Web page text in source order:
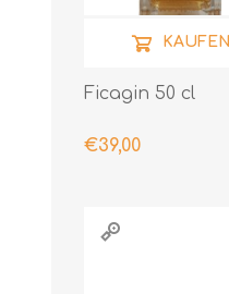
Ficagin 50 cl
€39,00
KAUFEN